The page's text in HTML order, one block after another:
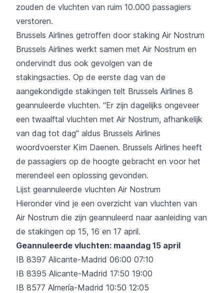
zouden de vluchten van ruim 10.000 passagiers
verstoren.
Brussels Airlines getroffen door staking Air Nostrum
Brussels Airlines werkt samen met Air Nostrum en
ondervindt dus ook gevolgen van de
stakingsacties. Op de eerste dag van de
aangekondigde stakingen telt Brussels Airlines 8
geannuleerde vluchten. “Er zijn dagelijks ongeveer
een twaalftal vluchten met Air Nostrum, afhankelijk
van dag tot dag" aldus Brussels Airlines
woordvoerster Kim Daenen. Brussels Airlines heeft
de passagiers op de hoogte gebracht en voor het
merendeel een oplossing gevonden.
Lijst geannuleerde vluchten Air Nostrum
Hieronder vind je een overzicht van vluchten van
Air Nostrum die zijn geannuleerd naar aanleiding van
de stakingen op 15, 16 en 17 april.
Geannuleerde vluchten: maandag 15 april
IB 8397 Alicante-Madrid 06:00 07:10
IB 8395 Alicante-Madrid 17:50 19:00
IB 8577 Almería-Madrid 10:50 12:05